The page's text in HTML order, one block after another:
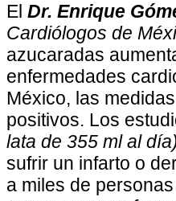
El Dr. Enrique
Cardiólogos de
azucaradas
enfermedades
México, las
positivos. Los
lata de 355 ml al
sufrir un infarto o
a miles de